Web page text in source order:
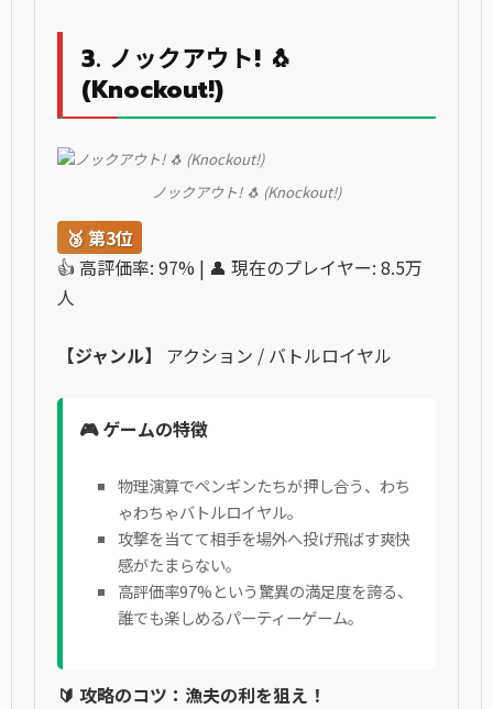
3. ノックアウト! 🐧
(Knockout!)
ノックアウト! 🐧 (Knockout!)
🥉 第3位
👍 高評価率: 97% | 👤 現在のプレイヤー: 8.5万
人
【ジャンル】 アクション / バトルロイヤル
🎮 ゲームの特徴
物理演算でペンギンたちが押し合う、わち
ゃわちゃバトルロイヤル。
攻撃を当てて相手を場外へ投げ飛ばす爽快
感がたまらない。
高評価率97%という驚異の満足度を誇る、
誰でも楽しめるパーティーゲーム。
🔰 攻略のコツ：漁夫の利を狙え！